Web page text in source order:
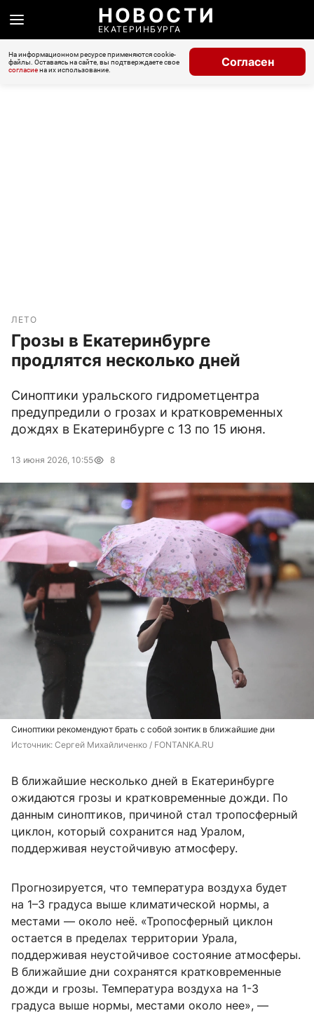
НОВОСТИ
ЕКАТЕРИНБУРГА
На информационном ресурсе применяются cookie-
файлы. Оставаясь на сайте, вы подтверждаете свое
согласиена их использование.
Согласен
ЛЕТО
Грозы в Екатеринбурге
продлятся несколько дней
Синоптики уральского гидрометцентра
предупредили о грозах и кратковременных
дождях в Екатеринбурге с 13 по 15 июня.
13 июня 2026, 10:55 8
Синоптики рекомендуют брать с собой зонтик в ближайшие дни
Источник: Сергей Михайличенко / FONTANKA.RU
В ближайшие несколько дней в Екатеринбурге
ожидаются грозы и кратковременные дожди. По
данным синоптиков, причиной стал тропосферный
циклон, который сохранится над Уралом,
поддерживая неустойчивую атмосферу.
Прогнозируется, что температура воздуха будет
на 1–3 градуса выше климатической нормы, а
местами — около неё. «Тропосферный циклон
остается в пределах территории Урала,
поддерживая неустойчивое состояние атмосферы.
В ближайшие дни сохранятся кратковременные
дожди и грозы. Температура воздуха на 1-3
градуса выше нормы, местами около нее», —